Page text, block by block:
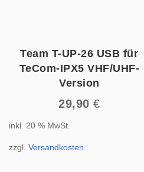
Team T-UP-26 USB für
TeCom-IPX5 VHF/UHF-
Version
29,90€
inkl. 20 % MwSt.
zzgl.Versandkosten